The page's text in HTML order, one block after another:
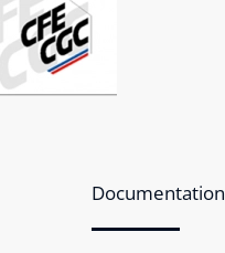
Documentation